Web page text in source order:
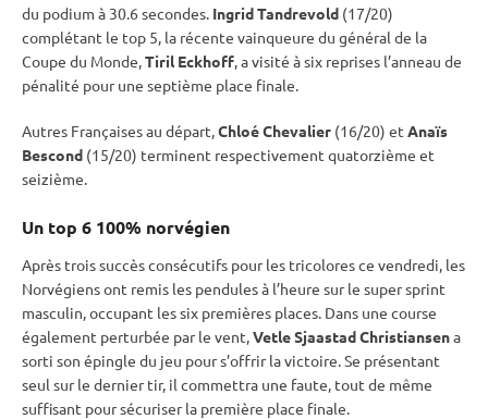
du podium à 30.6 secondes. Ingrid Tandrevold (17/20)
complétant le top 5, la récente vainqueure du général de la
Coupe du Monde,Tiril Eckhoff, a visité à six reprises l’anneau de
pénalité pour une septième place finale.
Autres Françaises au départ,Chloé Chevalier (16/20) et Anaïs
Bescond (15/20) terminent respectivement quatorzième et
seizième.
Un top 6 100% norvégien
Après trois succès consécutifs pour les tricolores ce vendredi, les
Norvégiens ont remis les pendules à l’heure sur le supersprint
masculin, occupant les six premières places. Dans une course
également perturbée par le vent,Vetle Sjaastad Christiansena
sorti son épingle du jeu pour s’offrir la victoire. Se présentant
seul sur le dernier tir, il commettra une faute, tout de même
suffisant pour sécuriser la première place finale.